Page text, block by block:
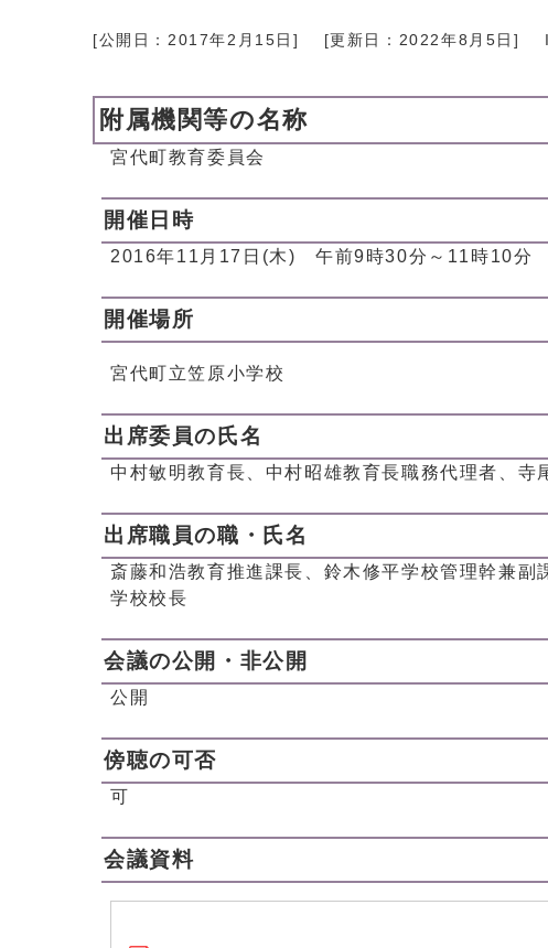
[公開日： 2017年2月15日 ] [更新日： 2022年8月5日]
附属機関等の名称
宮代町教育委員会
開催日時
2016年11月17日(木) 午前9時30分～11時10分
開催場所
宮代町立笠原小学校
出席委員の氏名
中村敏明教育長、中村昭雄教育長職務代理者、
出席職員の職・氏名
斎藤和浩教育推進課長、鈴木修平学校管理幹兼
学校校長
会議の公開・非公開
公開
傍聴の可否
可
会議資料